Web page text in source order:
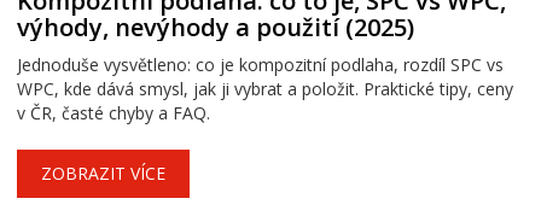
výhody, nevýhody a použití (2025)
Jednoduše vysvětleno: co je kompozitní podlaha, rozdíl SPC vs
WPC, kde dává smysl, jak ji vybrat a položit. Praktické tipy, ceny
v ČR, časté chyby a FAQ.
ZOBRAZIT VÍCE